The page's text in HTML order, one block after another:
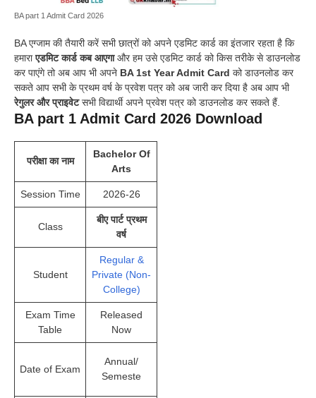
BA part 1 Admit Card 2026
BA एग्जाम की तैयारी करें सभी छात्रों को अपने एडमिट कार्ड का इंतजार रहता है कि
हमाराएडमिट कार्ड कब आएगाऔर हम उसे एडमिट कार्ड को किस तरीके से डाउनलोड
कर पाएंगे तो अब आप भी अपने BA 1st Year Admit Card को डाउनलोड कर
सकते आप सभी के प्रथम वर्ष के प्रवेश पत्र को अब जारी कर दिया है अब आप भी
रेगुलर और प्राइवेटसभी विद्यार्थी अपने प्रवेश पत्र को डाउनलोड कर सकते हैं.
BA part 1 Admit Card 2026 Download
परीक्षा का नाम
Bachelor Of
Arts
Session Time 2026-26
Class
बीए पार्ट प्रथम
वर्ष
Student
Regular &
Private (Non-
College)
Exam Time
Table
Released
Now
Date of Exam
Annual/
Semeste